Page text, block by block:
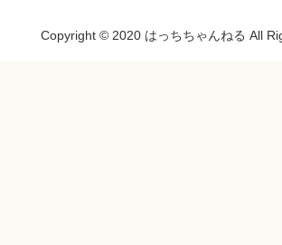
Copyright © 2020 はっちちゃんねる All